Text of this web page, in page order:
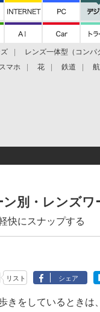
レンズ一体型（コンパ
スマホ 花 鉄道
別・レンズワ
快にスナップする
リスト シェア
きをしているとき